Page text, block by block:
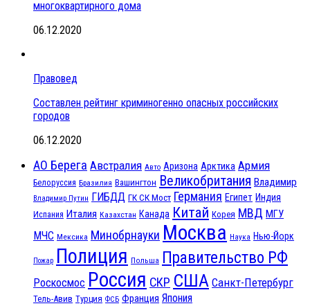
многоквартирного дома
06.12.2020
Правовед
Составлен рейтинг криминогенно опасных российских
городов
06.12.2020
АО Берега Австралия Авто Аризона Арктика Армия
Белоруссия Бразилия Вашингтон Великобритания Владимир
Владимир Путин ГИБДД ГК СК Мост Германия Египет Индия
Испания Италия Казахстан Канада Китай Корея МВД МГУ
МЧС Мексика Минобрнауки Москва Наука Нью-Йорк
Пожар Полиция Польша Правительство РФ
Роскосмос Россия СКР США Санкт-Петербург
Тель-Авив Турция ФСБ Франция Япония